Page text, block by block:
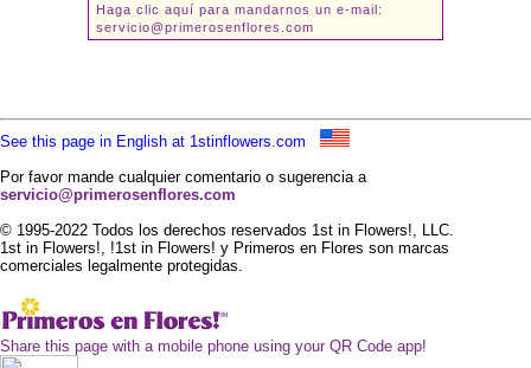
Haga clic aquí para mandarnos un e-mail:
servicio@primerosenflores.com
See this page in English at 1stinflowers.com
Por favor mande cualquier comentario o sugerencia a
servicio@primerosenflores.com
© 1995-2022 Todos los derechos reservados 1st in Flowers!, LLC.
1st in Flowers!, !1st in Flowers! y Primeros en Flores son marcas
comerciales legalmente protegidas.
Share this page with a mobile phone using your QR Code app!